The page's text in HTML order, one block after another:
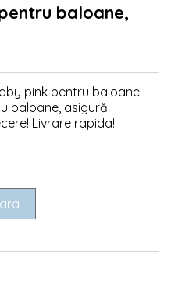
baloane,
pink pentru baloane.
baloane, asigură
Livrare rapida!